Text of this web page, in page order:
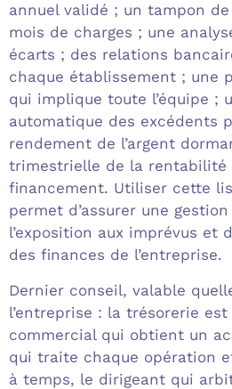
annuel validé ; un tampon
mois de charges ; une
écarts ; des relations
chaque établissement ; une
qui implique toute l’équipe ;
automatique des excédents
rendement de l’argent
trimestrielle de la rentabilité
financement. Utiliser cette
permet d’assurer une
l’exposition aux imprévus et
des finances de l’entreprise.
Dernier conseil, valable
l’entreprise : la trésorerie est
commercial qui obtient un
qui traite chaque opération
à temps, le dirigeant qui